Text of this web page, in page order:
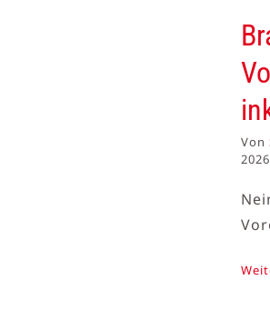
Von
2026